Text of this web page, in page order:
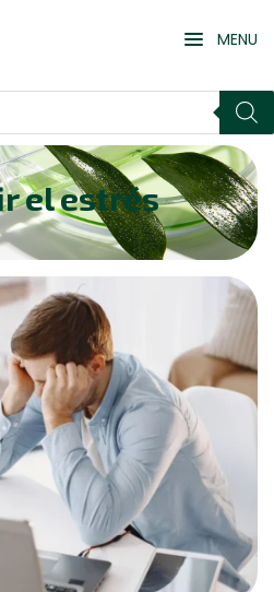
MENU
el estrés